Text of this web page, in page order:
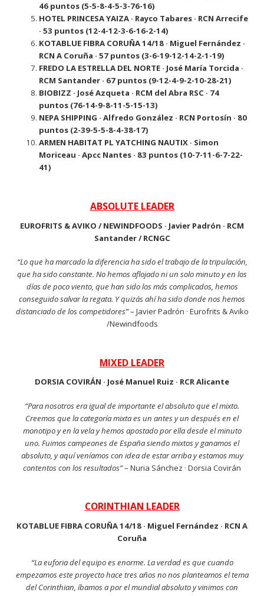
46 puntos (5-5-8-4-5-3-76-16)
HOTEL PRINCESA YAIZA · Rayco Tabares · RCN Arrecife
· 53 puntos (12-4-12-3-6-16-2-14)
KOTABLUE FIBRA CORUÑA 14/18 · Miguel Fernández ·
RCN A Coruña · 57 puntos (3-6-19-12-14-2-1-19)
FREDO LA ESTRELLA DEL NORTE · José María Torcida ·
RCM Santander · 67 puntos (9-12-4-9-2-10-28-21)
BIOBIZZ · José Azqueta · RCM del Abra RSC · 74
puntos (76-14-9-8-11-5-15-13)
NEPA SHIPPING · Alfredo González · RCN Portosín · 80
puntos (2-39-5-5-8-4-38-17)
ARMEN HABITAT PL YATCHING NAUTIX · Simon
Moriceau · Apcc Nantes · 83 puntos (10-7-11-6-7-22-
41)
ABSOLUTE LEADER
EUROFRITS & AVIKO / NEWINDFOODS · Javier Padrón · RCM
Santander / RCNGC
“Lo que ha marcado la diferencia ha sido el trabajo de la tripulación,
que ha sido constante. No hemos aflojado ni un solo minuto y en los
días de poco viento, que han sido los más complicados, hemos
conseguido salvar la regata. Y quizás ahí ha sido donde nos hemos
distanciado de los competidores”– Javier Padrón · Eurofrits & Aviko
/Newindfoods
MIXED LEADER
DORSIA COVIRÁN · José Manuel Ruiz · RCR Alicante
“Para nosotros era igual de importante el absoluto que el mixto.
Creemos que la categoría mixta es un antes y un después en el
monotipo y en la vela y hemos apostado por ella desde el minuto
uno. Fuimos campeones de España siendo mixtos y ganamos el
absoluto, y aquí veníamos con idea de estar arriba y estamos muy
contentos con los resultados”– Nuria Sánchez · Dorsia Covirán
CORINTHIAN LEADER
KOTABLUE FIBRA CORUÑA 14/18 · Miguel Fernández · RCN A
Coruña
“La euforia del equipo es enorme. La verdad es que cuando
empezamos este proyecto hace tres años no nos planteamos el tema
del Corinthian, íbamos a por el mundial absoluto y vinimos con